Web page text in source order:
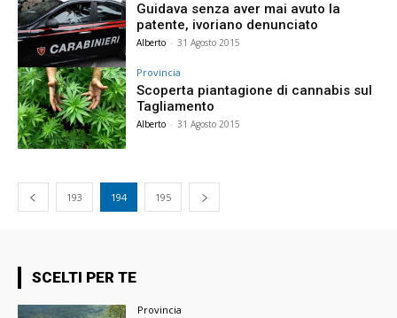
Guidava senza aver mai avuto la
patente, ivoriano denunciato
Alberto - 31 Agosto 2015
Provincia
Scoperta piantagione di cannabis sul
Tagliamento
Alberto - 31 Agosto 2015
193 194 195
SCELTI PER TE
Provincia